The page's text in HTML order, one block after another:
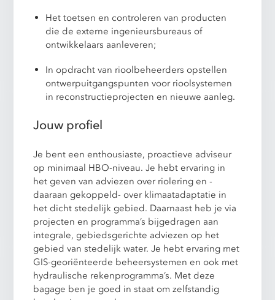
Het toetsen en controleren van producten
die de externe ingenieursbureaus of
ontwikkelaars aanleveren;
In opdracht van rioolbeheerders opstellen
ontwerpuitgangspunten voor rioolsystemen
in reconstructieprojecten en nieuwe aanleg.
Jouw profiel
Je bent een enthousiaste, proactieve adviseur
op minimaal HBO-niveau. Je hebt ervaring in
het geven van adviezen over riolering en -
daaraan gekoppeld- over klimaatadaptatie in
het dicht stedelijk gebied. Daarnaast heb je via
projecten en programma’s bijgedragen aan
integrale, gebiedsgerichte adviezen op het
gebied van stedelijk water. Je hebt ervaring met
GIS-georiënteerde beheersystemen en ook met
hydraulische rekenprogramma’s. Met deze
bagage ben je goed in staat om zelfstandig